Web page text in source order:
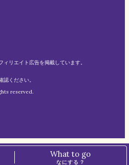
What to go
なにする？
リエイト広告を掲載しています。
ください。
reserved.